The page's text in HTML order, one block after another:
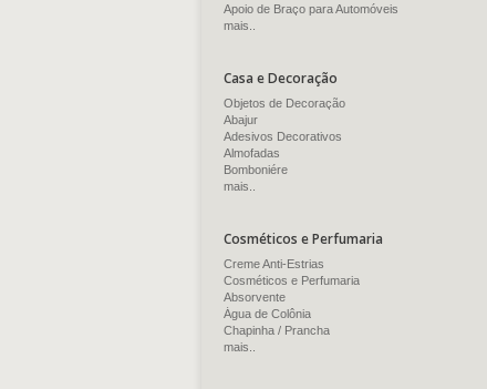
Apoio de Braço para Automóveis
mais..
Casa e Decoração
Objetos de Decoração
Abajur
Adesivos Decorativos
Almofadas
Bomboniére
mais..
Cosméticos e Perfumaria
Creme Anti-Estrias
Cosméticos e Perfumaria
Absorvente
Água de Colônia
Chapinha / Prancha
mais..